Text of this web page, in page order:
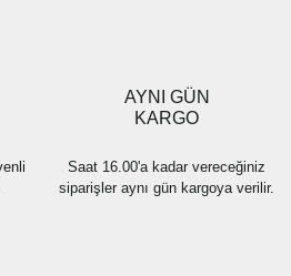
daha pahalı.
olmalı.
AYNI GÜN
KARGO
Saat 16.00'a kadar vereceğiniz
siparişler aynı gün kargoya verilir.